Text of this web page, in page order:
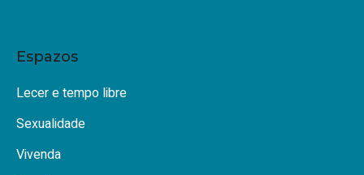
Espazos
Lecer e tempo libre
Sexualidade
Vivenda